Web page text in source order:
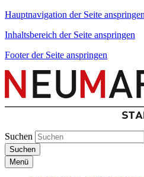
Hauptnavigation der Seite anspringen
Inhaltsbereich der Seite anspringen
Footer der Seite anspringen
Suchen
Suchen
Menü